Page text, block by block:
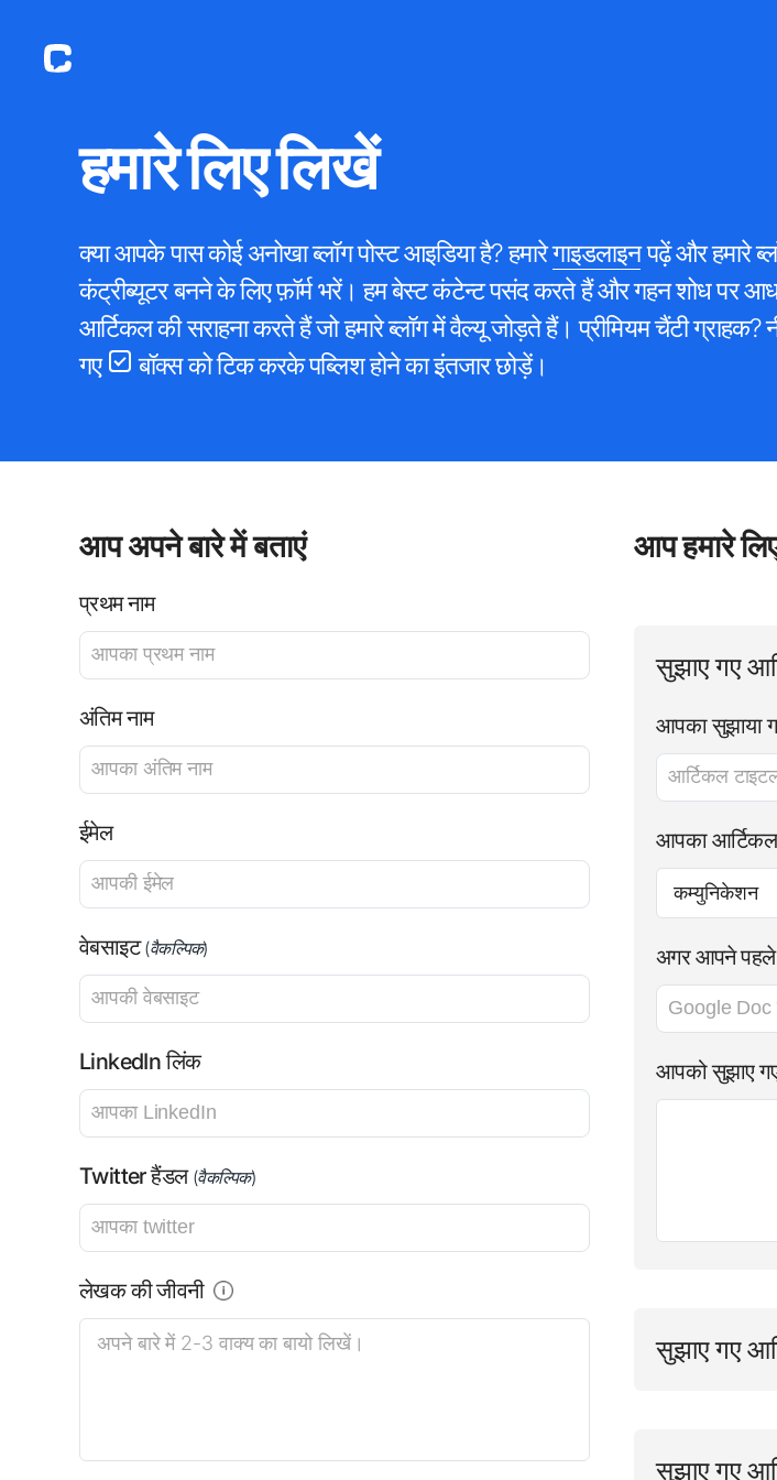
हमारे लिए लिखें
क्या आपके पास कोई अनोखा ब्लॉग पोस्ट आइडिया है? हमारेगाइडलाइनपढ़ें और हमारे
कंट्रीब्यूटर बनने के लिए फ़ॉर्म भरें। हम बेस्ट कंटेन्ट पसंद करते हैं और गहन शोध पर
आर्टिकल की सराहना करते हैं जो हमारे ब्लॉग में वैल्यू जोड़ते हैं। प्रीमियम चैंटी ग्राहक?
गए
बॉक्स को टिक करके पब्लिश होने का इंतजार छोड़ें।
आप अपने बारे में बताएं
प्रथम नाम
अंतिम नाम
ईमेल
वेबसाइट(वैकल्पिक)
LinkedIn लिंक
Twitter हैंडल (वैकल्पिक)
लेखक की जीवनी
आप हमारे
सुझाए गए
आपका सुझाया
आपका
अगर आपने पहले
आपको सुझाए
सुझाए गए
सुझाए गए